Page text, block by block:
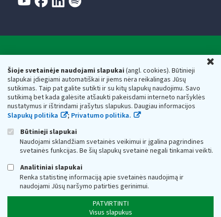
Šioje svetainėje naudojami slapukai(angl. cookies). Būtinieji
slapukai įdiegiami automatiškai ir jiems nėra reikalingas Jūsų
sutikimas. Taip pat galite sutikti ir su kitų slapukų naudojimu. Savo
sutikimą bet kada galėsite atšaukti pakeisdami interneto naršyklės
nustatymus ir ištrindami įrašytus slapukus. Daugiau informacijos
Slapukų politika
; Privatumo politika.
Būtinieji slapukai
Naudojami sklandžiam svetainės veikimui ir įgalina pagrindines
svetainės funkcijas. Be šių slapukų svetainė negali tinkamai veikti.
Analitiniai slapukai
Renka statistinę informaciją apie svetainės naudojimą ir
naudojami Jūsų naršymo patirties gerinimui.
PATVIRTINTI
Visus slapukus
Respublikos finansų ministerijos
Biudžetinė įstaiga. Juridinio asmens kodas — 188659752,
adresas: Vasario 16-osios g. 14, 01107 Vilnius, Lietuva, el.paštas:
vmi@vmi.lt, E. pristatymo dėžutės adresas 188659752
Duomenys apie Valstybinę mokesčių inspekciją prie Lietuvos
Respublikos finansų ministerijos kaupiami ir saugomi Juridinių